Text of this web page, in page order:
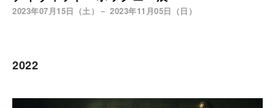
2023年07月15日（土）－ 2023年11月05日（日）
2022